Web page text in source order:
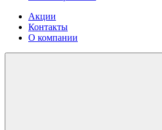
Акции
Контакты
О компании